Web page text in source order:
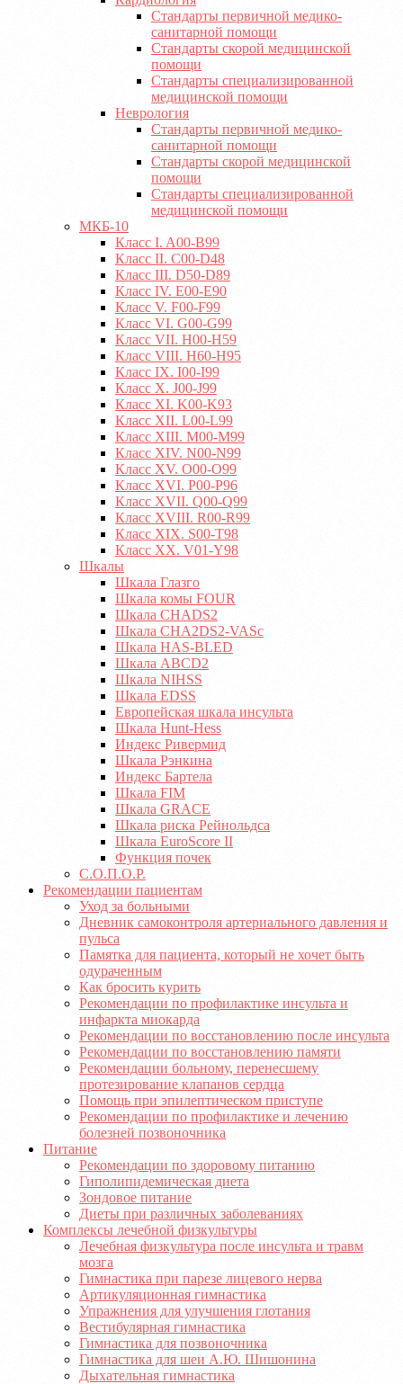
Стандарты первичной медико-
санитарной помощи
Стандарты скорой медицинской
помощи
Стандарты специализированной
медицинской помощи
Неврология
Стандарты первичной медико-
санитарной помощи
Стандарты скорой медицинской
помощи
Стандарты специализированной
медицинской помощи
МКБ-10
Класс I. A00-B99
Класс II. C00-D48
Класс III. D50-D89
Класс IV. E00-E90
Класс V. F00-F99
Класс VI. G00-G99
Класс VII. H00-H59
Класс VIII. H60-H95
Класс IX. I00-I99
Класс X. J00-J99
Класс XI. K00-K93
Класс XII. L00-L99
Класс XIII. M00-M99
Класс XIV. N00-N99
Класс XV. O00-O99
Класс XVI. P00-P96
Класс XVII. Q00-Q99
Класс XVIII. R00-R99
Класс XIX. S00-T98
Класс XX. V01-Y98
Шкалы
Шкала Глазго
Шкала комы FOUR
Шкала CHADS2
Шкала CHA2DS2-VASc
Шкала HAS-BLED
Шкала ABCD2
Шкала NIHSS
Шкала EDSS
Европейская шкала инсульта
Шкала Hunt-Hess
Индекс Ривермид
Шкала Рэнкина
Индекс Бартела
Шкала FIM
Шкала GRACE
Шкала риска Рейнольдса
Шкала EuroScore II
Функция почек
С.О.П.О.Р.
Рекомендации пациентам
Уход за больными
Дневник самоконтроля артериального давления и
пульса
Памятка для пациента, который не хочет быть
одураченным
Как бросить курить
Рекомендации по профилактике инсульта и
инфаркта миокарда
Рекомендации по восстановлению после инсульта
Рекомендации по восстановлению памяти
Рекомендации больному, перенесшему
протезирование клапанов сердца
Помощь при эпилептическом приступе
Рекомендации по профилактике и лечению
болезней позвоночника
Питание
Рекомендации по здоровому питанию
Гиполипидемическая диета
Зондовое питание
Диеты при различных заболеваниях
Комплексы лечебной физкультуры
Лечебная физкультура после инсульта и травм
мозга
Гимнастика при парезе лицевого нерва
Артикуляционная гимнастика
Упражнения для улучшения глотания
Вестибулярная гимнастика
Гимнастика для позвоночника
Гимнастика для шеи А.Ю. Шишонина
Дыхательная гимнастика